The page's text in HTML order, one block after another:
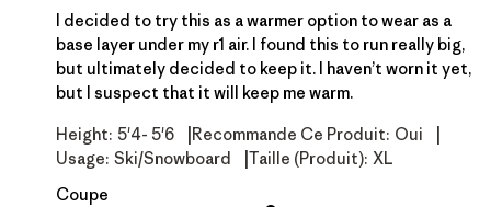
I decided to try this as a warmer option to wear as a
base layer under my r1 air. I found this to run really big,
but ultimately decided to keep it. I haven’t worn it yet,
but I suspect that it will keep me warm.
Height: 5'4- 5'6 Recommande Ce Produit: Oui
Usage: Ski/Snowboard Taille (produit): XL
Coupe